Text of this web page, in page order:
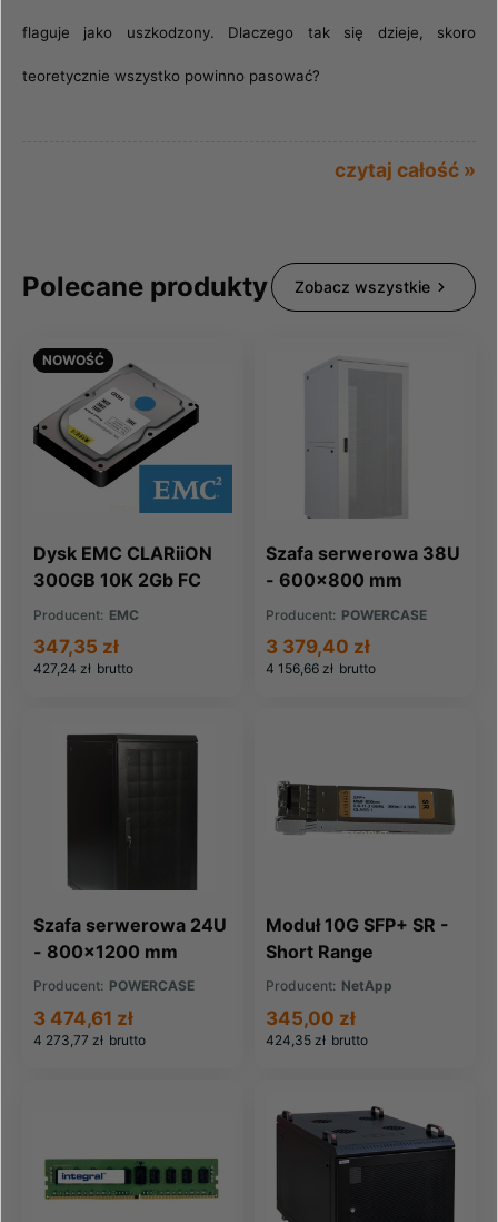
flaguje jako uszkodzony. Dlaczego tak się dzieje, skoro
teoretycznie wszystko powinno pasować?
czytaj całość »
Polecane produkty Zobacz wszystkie
Dysk EMC CLARiiON
300GB 10K 2Gb FC
HDD RoHS
(005048582)
Producent: EMC
427,24 zł brutto
347,35 zł
NOWOŚĆ
Szafa serwerowa 38U
- 600x800 mm
Producent: POWERCASE
4 156,66 zł brutto
3 379,40 zł
Szafa serwerowa 24U
- 800x1200 mm
Producent: POWERCASE
4 273,77 zł brutto
3 474,61 zł
Moduł 10G SFP+ SR -
Short Range
Producent: NetApp
424,35 zł brutto
345,00 zł